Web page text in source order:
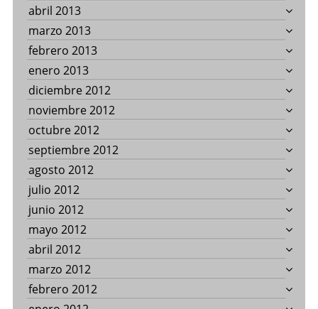
abril 2013
marzo 2013
febrero 2013
enero 2013
diciembre 2012
noviembre 2012
octubre 2012
septiembre 2012
agosto 2012
julio 2012
junio 2012
mayo 2012
abril 2012
marzo 2012
febrero 2012